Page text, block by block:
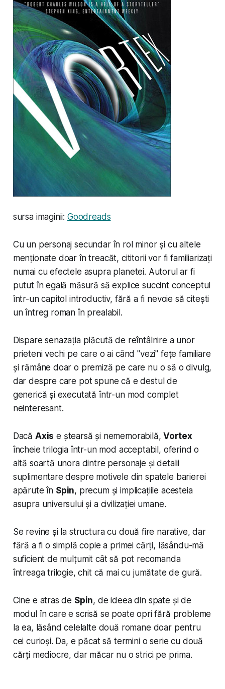
sursa imaginii: Goodreads
Cu un personaj secundar în rol minor și cu altele
menționate doar în treacăt, cititorii vor fi familiarizați
numai cu efectele asupra planetei. Autorul ar fi
putut în egală măsură să explice succint conceptul
într-un capitol introductiv, fără a fi nevoie să citești
un întreg roman în prealabil.
Dispare senazația plăcută de reîntâlnire a unor
prieteni vechi pe care o ai când "vezi" fețe familiare
și rămâne doar o premiză pe care nu o să o divulg,
dar despre care pot spune că e destul de
generică și executată într-un mod complet
neinteresant.
Dacă Axis e ștearsă și nememorabilă,Vortex
încheie trilogia într-un mod acceptabil, oferind o
altă soartă unora dintre personaje și detalii
suplimentare despre motivele din spatele barierei
apărute în Spin, precum și implicațiile acesteia
asupra universului și a civilizației umane.
Se revine și la structura cu două fire narative, dar
fără a fi o simplă copie a primei cărți, lăsându-mă
suficient de mulțumit cât să pot recomanda
întreaga trilogie, chit că mai cu jumătate de gură.
Cine e atras de Spin, de ideea din spate și de
modul în care e scrisă se poate opri fără probleme
la ea, lăsând celelalte două romane doar pentru
cei curioși. Da, e păcat să termini o serie cu două
cărți mediocre, dar măcar nu o strici pe prima.